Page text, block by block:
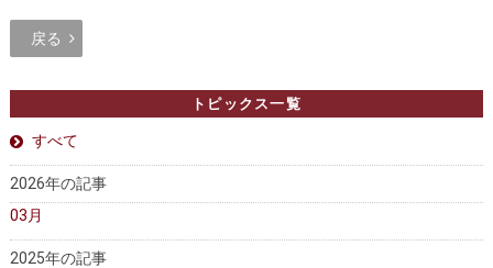
手術概要
ドクターカー
アーカイブ
戻る
トピックス一覧
すべて
2026年の記事
03月
2025年の記事